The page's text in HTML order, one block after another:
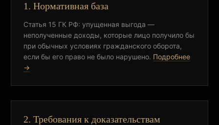
1. Нормативная база
Статья 15 ГК РФ: упущенная выгода —
неполученные доходы, которые лицо получило бы
при обычных условиях гражданского оборота,
если бы его право не было нарушено. Подробнее
→
2. Требования к доказательствам